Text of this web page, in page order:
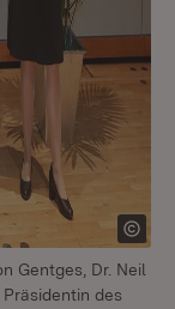
Gentges, Dr. Neil
des